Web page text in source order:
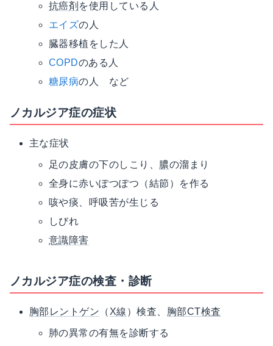
抗癌剤 を使用している人
エイズの人
臓器移植をした人
COPDのある人
糖尿病の人 など
ノカルジア症の症状
主な症状
足の皮膚の下のしこり、 膿の溜まり
全身に赤いぽつぽつ（結節）を作る
咳や痰、呼吸苦が生じる
しびれ
意識障害
ノカルジア症の検査・診断
胸部レントゲン （ X線 ）検査、 胸部CT検査
肺の異常の有無を診断する